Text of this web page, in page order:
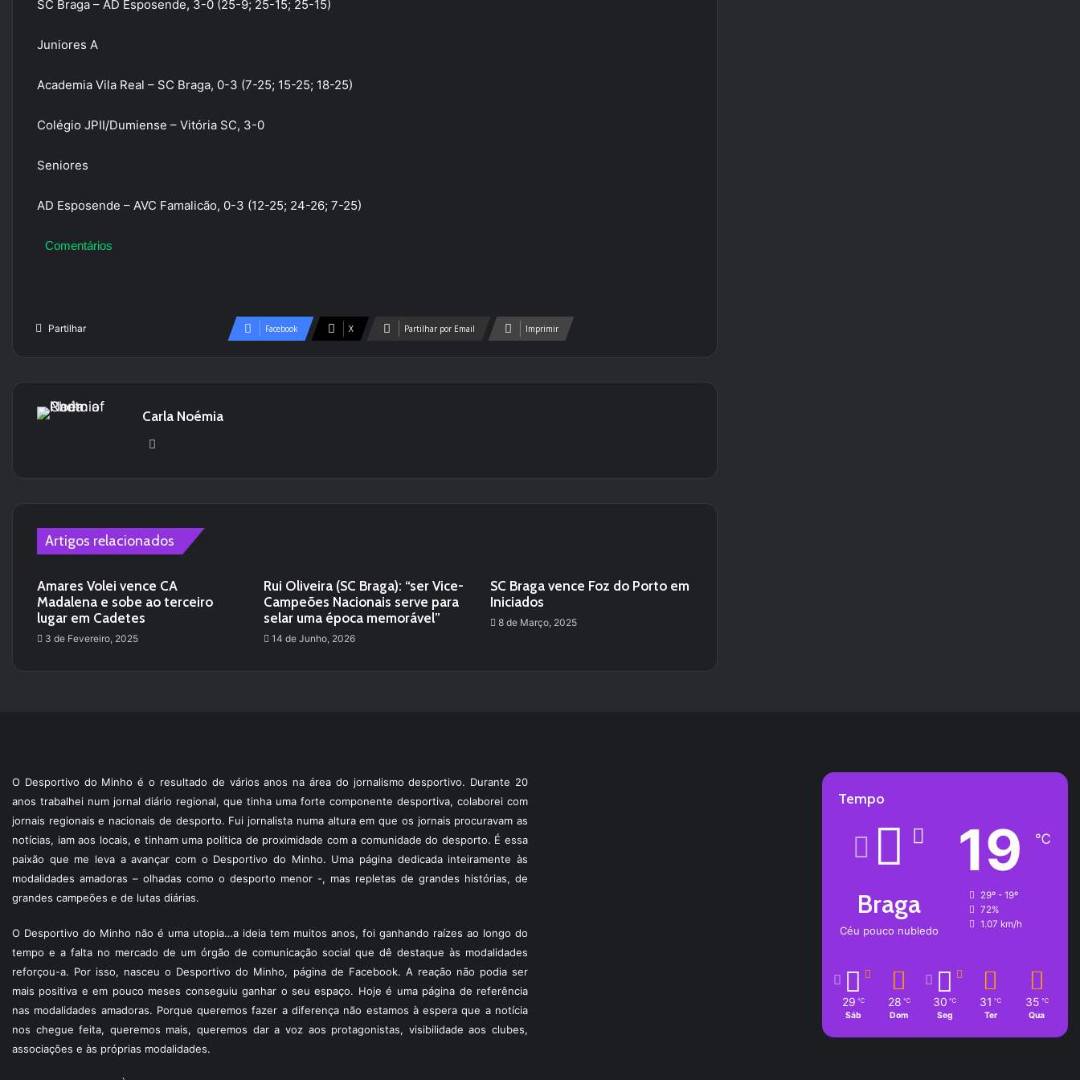
SC Braga – AD Esposende, 3-0 (25-9; 25-15; 25-15)
Juniores A
Academia Vila Real – SC Braga, 0-3 (7-25; 15-25; 18-25)
Colégio JPII/Dumiense – Vitória SC, 3-0
Seniores
AD Esposende – AVC Famalicão, 0-3 (12-25; 24-26; 7-25)
Comentários
Partilhar Facebook X Partilhar por Email Imprimir
Carla Noémia
Artigos relacionados
Amares Volei vence CA
Madalena e sobe ao terceiro
lugar em Cadetes
3 de Fevereiro, 2025
Rui Oliveira (SC Braga): “ser Vice-
Campeões Nacionais serve para
selar uma época memorável”
14 de Junho, 2026
SC Braga vence Foz do Porto em
Iniciados
8 de Março, 2025
O Desportivo do Minho é o resultado de vários anos na área do jornalismo desportivo. Durante 20
anos trabalhei num jornal diário regional, que tinha uma forte componente desportiva, colaborei com
jornais regionais e nacionais de desporto. Fui jornalista numa altura em que os jornais procuravam as
notícias, iam aos locais, e tinham uma política de proximidade com a comunidade do desporto. É essa
paixão que me leva a avançar com o Desportivo do Minho. Uma página dedicada inteiramente às
modalidades amadoras – olhadas como o desporto menor -, mas repletas de grandes histórias, de
grandes campeões e de lutas diárias.
O Desportivo do Minho não é uma utopia…a ideia tem muitos anos, foi ganhando raízes ao longo do
tempo e a falta no mercado de um órgão de comunicação social que dê destaque às modalidades
reforçou-a. Por isso, nasceu o Desportivo do Minho, página de Facebook. A reação não podia ser
mais positiva e em pouco meses conseguiu ganhar o seu espaço. Hoje é uma página de referência
nas modalidades amadoras. Porque queremos fazer a diferença não estamos à espera que a notícia
nos chegue feita, queremos mais, queremos dar a voz aos protagonistas, visibilidade aos clubes,
associações e às próprias modalidades.
Tempo
Braga
Céu pouco nubledo
19 ℃
29º - 19º
72%
1.07 km/h
29 ℃
Sáb
28 ℃
Dom
30 ℃
Seg
31 ℃
Ter
35 ℃
Qua